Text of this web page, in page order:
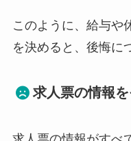
このように、給与や
を決めると、後悔に
求人票の情報